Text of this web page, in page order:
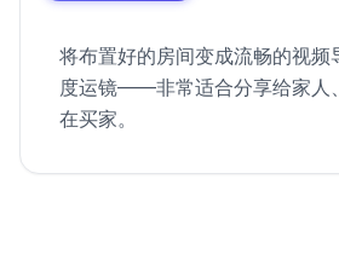
将布置好的房间变成流畅的视频
度运镜——非常适合分享给家人
在买家。